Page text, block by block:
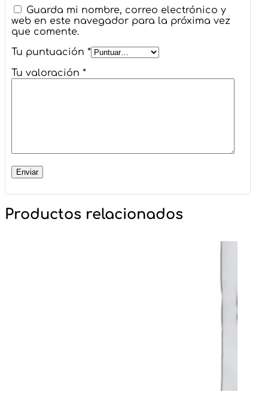
Guarda mi nombre, correo electrónico y
web en este navegador para la próxima vez
que comente.
Tu puntuación *
Tu valoración *
Productos relacionados